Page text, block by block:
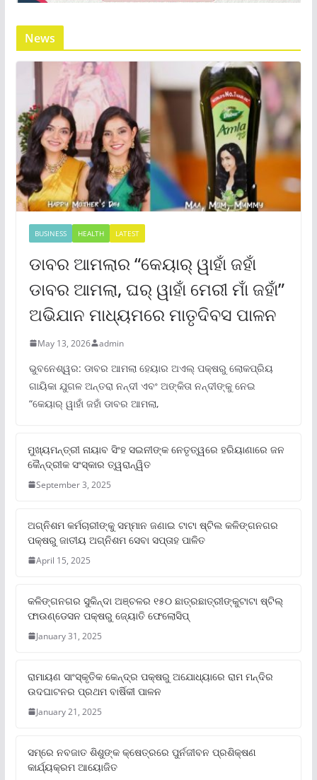
News
BUSINESS HEALTH LATEST
ଡାବର ଆମଲାର “କେୟାର୍ ୱାହାଁ ଜହାଁ
ଡାବର ଆମଲା, ଘର୍ ୱାହାଁ ମେରୀ ମାଁ ଜହାଁ”
ଅଭିଯାନ ମାଧ୍ୟମରେ ମାତୃଦିବସ ପାଳନ
May 13, 2026 admin
ଭୁବନେଶ୍ୱର: ଡାବର ଆମଲା ହେୟାର ଅଏଲ୍ ପକ୍ଷରୁ ଲୋକପ୍ରିୟ
ଗାୟିକା ଯୁଗଳ ଅନ୍ତରା ନନ୍ଦୀ ଏବଂ ଅଙ୍କିତା ନନ୍ଦୀଙ୍କୁ ନେଇ
“କେୟାର୍ ୱାହାଁ ଜହାଁ ଡାବର ଆମଲା,
ମୁଖ୍ୟମନ୍ତ୍ରୀ ନାୟାବ ସିଂହ ସଇନୀଙ୍କ ନେତୃତ୍ୱରେ ହରିୟାଣାରେ ଜନ
କୈନ୍ଦ୍ରୀକ ସଂସ୍କାର ତ୍ୱରାନ୍ୱିତ
September 3, 2025
ଅଗ୍ନିଶମ କର୍ମଚାରୀଙ୍କୁ ସମ୍ମାନ ଜଣାଇ ଟାଟା ଷ୍ଟିଲ କଳିଙ୍ଗନଗର
ପକ୍ଷରୁ ଜାତୀୟ ଅଗ୍ନିଶମ ସେବା ସପ୍ତାହ ପାଳିତ
April 15, 2025
କଳିଙ୍ଗନଗର ସୁକିନ୍ଦା ଅଞ୍ଚଳର ୧୫୦ ଛାତ୍ରଛାତ୍ରୀଙ୍କୁଟାଟା ଷ୍ଟିଲ୍
ଫାଉଣ୍ଡେସନ ପକ୍ଷରୁ ଜ୍ୟୋତି ଫେଲୋସିପ୍‌
January 31, 2025
ରାମାୟଣ ସାଂସ୍କୃତିକ କେନ୍ଦ୍ର ପକ୍ଷରୁ ଅଯୋଧ୍ୟାରେ ରାମ ମନ୍ଦିର
ଉଦଘାଟନର ପ୍ରଥମ ବାର୍ଷିକୀ ପାଳନ
January 21, 2025
ସମ୍‌ରେ ନବଜାତ ଶିଶୁଙ୍କ କ୍ଷେତ୍ରରେ ପୁର୍ନଜୀବନ ପ୍ରଶିକ୍ଷଣ
କାର୍ଯ୍ୟକ୍ରମ ଆୟୋଜିତ